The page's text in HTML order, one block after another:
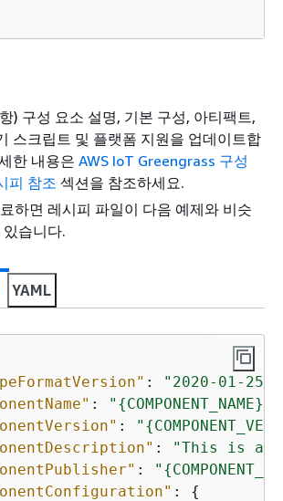
) 구성 요소 설명, 기본 구성, 아티팩트,
스크립트 및 플랫폼 지원을 업데이트합
한 내용은 AWS IoT Greengrass 구성
피 참조 섹션을 참조하세요.
하면 레시피 파일이 다음 예제와 비슷
습니다.
YAML
: "2020-01-25"
: " {COMPONENT_NAME}"
: " {
:
"This is a
: " {
: {